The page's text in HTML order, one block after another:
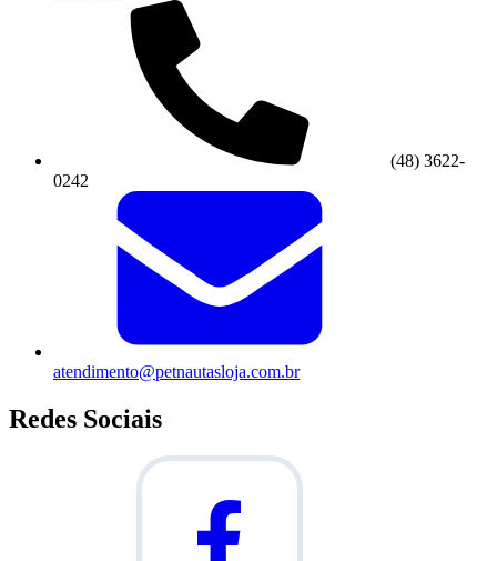
(48) 3622-
0242
atendimento@petnautasloja.com.br
Redes Sociais